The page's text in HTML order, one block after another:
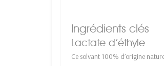
Ingrédients clés
Lactate d’éthyle
Ce solvant 100% d’origine